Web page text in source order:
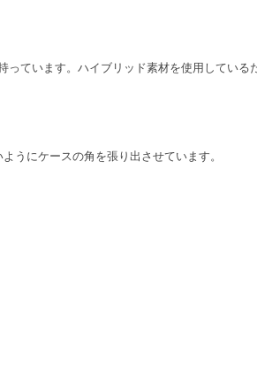
ています。ハイブリッド素材を使用している
うにケースの角を張り出させています。